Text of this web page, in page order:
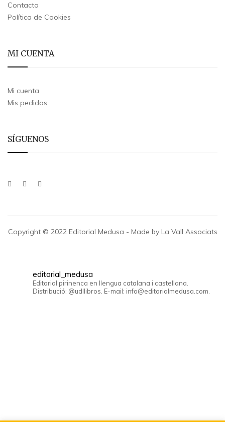
Contacto
Política de Cookies
MI CUENTA
Mi cuenta
Mis pedidos
SÍGUENOS
Copyright © 2022 Editorial Medusa - Made by La Vall Associats
editorial_medusa
Editorial pirinenca en llengua catalana i castellana.
Distribució: @udllibros. E-mail: info@editorialmedusa.com.